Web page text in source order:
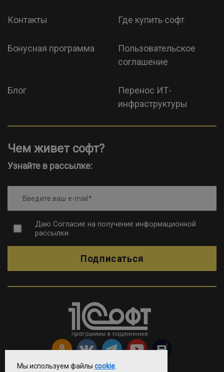
Контакты Где купить софт
Бонусная программа
Пользовательское
соглашение
Блог
Перенос ИТ-
инфраструктуры
Чем живет софт?
Узнайте в рассылке:
Введите ваш e-mail
Даю Согласие на получение информационной
рассылки
Подписаться
Мы используем файлы cookie